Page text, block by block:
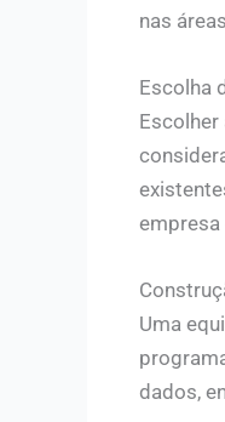
nas
Escolha
empresa
Uma
dados,